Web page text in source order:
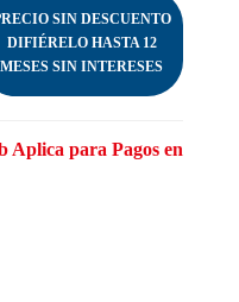
SIN DESCUENTO
DIFIÉRELO HASTA 12
MESES SIN INTERESES
Aplica para Pagos en